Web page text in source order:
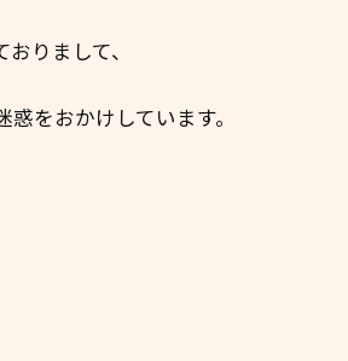
りまして、
をおかけしています。